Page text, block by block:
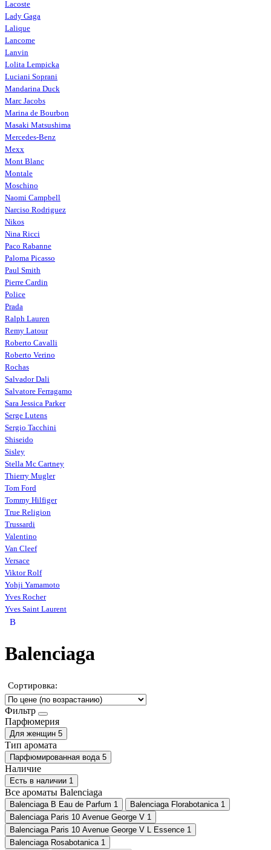
Lacoste
Lady Gaga
Lalique
Lancome
Lanvin
Lolita Lempicka
Luciani Soprani
Mandarina Duck
Marc Jacobs
Marina de Bourbon
Masaki Matsushima
Mercedes-Benz
Mexx
Mont Blanc
Montale
Moschino
Naomi Campbell
Narciso Rodriguez
Nikos
Nina Ricci
Paco Rabanne
Paloma Picasso
Paul Smith
Pierre Cardin
Police
Prada
Ralph Lauren
Remy Latour
Roberto Cavalli
Roberto Verino
Rochas
Salvador Dali
Salvatore Ferragamo
Sara Jessica Parker
Serge Lutens
Sergio Tacchini
Shiseido
Sisley
Stella Mc Cartney
Thierry Mugler
Tom Ford
Tommy Hilfiger
True Religion
Trussardi
Valentino
Van Cleef
Versace
Viktor Rolf
Yohji Yamamoto
Yves Rocher
Yves Saint Laurent
B
Balenciaga
Сортировка:
Фильтр
Парфюмерия
Для женщин 5
Тип аромата
Парфюмированная вода 5
Наличие
Есть в наличии 1
Все ароматы Balenciaga
Balenciaga B Eau de Parfum 1 Balenciaga Florabotanica 1
Balenciaga Paris 10 Avenue George V 1
Balenciaga Paris 10 Avenue George V L Essence 1
Balenciaga Rosabotanica 1